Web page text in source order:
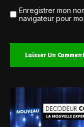
Enregistrer mon
navigateur pour